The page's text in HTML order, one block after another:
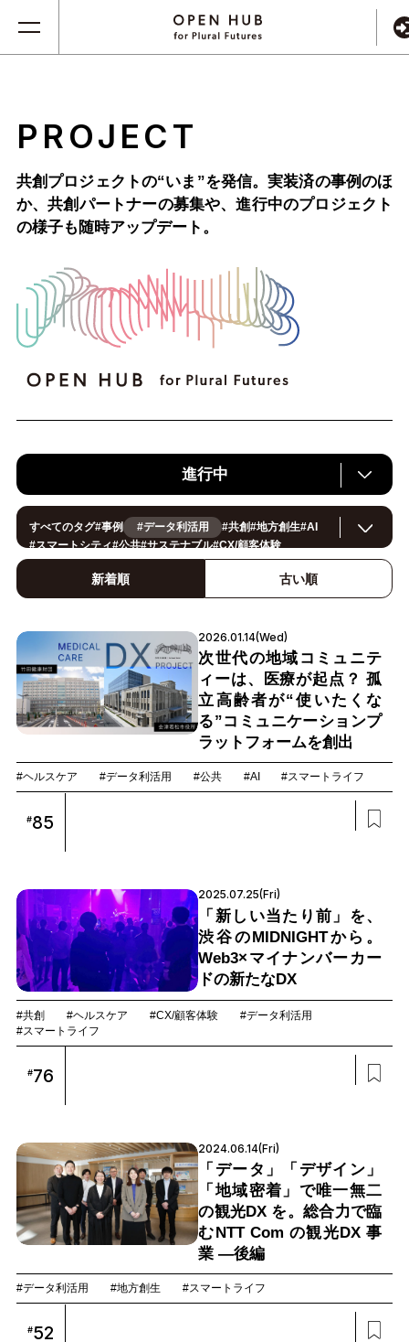
PROJECT
共創プロジェクトの“いま”を発信。実装済の事例のほ
か、共創パートナーの募集や、進行中のプロジェクト
の様子も随時アップデート。
進行中
すべてのタグ#事例 #データ利活用 #共創#地方創生#AI
#スマートシティ#公共#サステナブル#CX/顧客体験
#ヘルスケア#環境・エネルギー#働き方改革
イノベーション#IoT
スマートファクトリー
新着順 古い順
2026.01.14(Wed)
次世代の地域コミュニテ
ィーは、医療が起点？ 孤
立高齢者が“使いたくな
る”コミュニケーションプ
ラットフォームを創出
#ヘルスケア #データ利活用 #公共 #AI #スマートライフ
#85
2025.07.25(Fri)
「新しい当たり前」を、
渋谷のMIDNIGHTから。
Web3×マイナンバーカー
ドの新たなDX
#共創 #ヘルスケア #CX/顧客体験
#データ利活用
#スマートライフ
#76
2024.06.14(Fri)
「データ」「デザイン」
「地域密着」で唯一無二
の観光DX を。総合力で臨
むNTT Com の観光DX 事
業 —後編
#データ利活用 #地方創生 #スマートライフ
#52